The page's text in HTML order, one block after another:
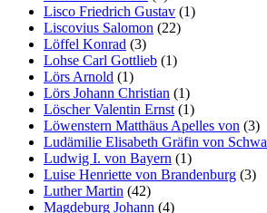
Lisco Friedrich Gustav (1)
Liscovius Salomon (22)
Löffel Konrad (3)
Lohse Carl Gottlieb (1)
Lörs Arnold (1)
Lörs Johann Christian (1)
Löscher Valentin Ernst (1)
Löwenstern Matthäus Apelles von (3)
Ludämilie Elisabeth Gräfin von
Ludwig I. von Bayern (1)
Luise Henriette von Brandenburg (3)
Luther Martin (42)
Magdeburg Johann (4)